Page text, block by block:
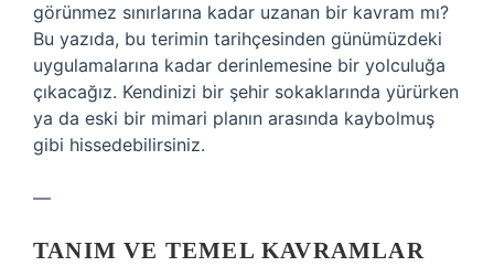
görünmez sınırlarına kadar uzanan bir kavram mı?
Bu yazıda, bu terimin tarihçesinden günümüzdeki
uygulamalarına kadar derinlemesine bir yolculuğa
çıkacağız. Kendinizi bir şehir sokaklarında yürürken
ya da eski bir mimari planın arasında kaybolmuş
gibi hissedebilirsiniz.
—
TANIM VE TEMEL KAVRAMLAR